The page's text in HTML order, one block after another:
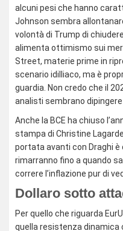
alcuni pesi che hanno
Johnson sembra
volontà di Trump di
alimenta ottimismo sui
Street, materie prime in
scenario idilliaco, ma è
guardia. Non credo che il
analisti sembrano dipingere
Anche la BCE ha chiuso
stampa di Christine
portata avanti con Draghi è
rimarranno fino a quando
correre l’inflazione pur di
Dollaro sotto
Per quello che riguarda
quella resistenza dinamica